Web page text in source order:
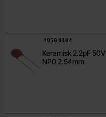
Keramisk 2.2pF 50V
NP0 2.54mm
Art. nr
4050 0104